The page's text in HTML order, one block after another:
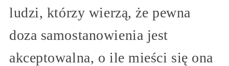
ludzi, którzy wierzą, że pewna
doza samostanowienia jest
akceptowalna, o ile mieści się ona